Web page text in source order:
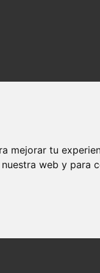
mejorar tu
web y para